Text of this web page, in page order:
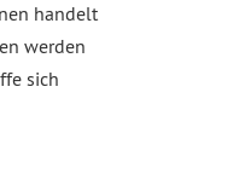
handelt
werden
sich